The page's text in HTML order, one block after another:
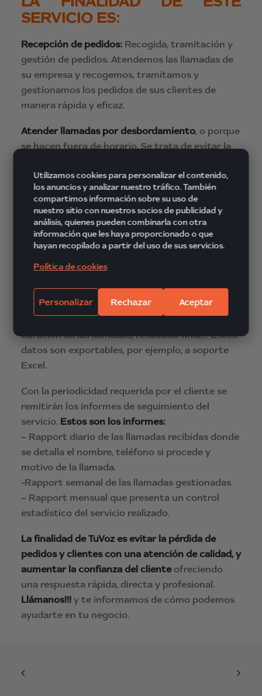
SERVICIO ES:
Recepción de pedidos: Recogida, tramitación y
gestión de pedidos. Atendemos las llamadas de
su empresa y recogemos, tramitamos y
gestionamos los pedidos de sus clientes de
manera rápida y eficaz.
Atender llamadas por desbordamiento, o porque
se hacen fuera de horario. Se trata de evitar la
Gestión de reclamaciones – Tratamiento de
incidencias:Atendemos las llamadas de
reclamación de sus clientes y las gestionamos
según el protocolo establecido para darles una
respuesta rápida y profesional.
De todas las llamadas registradas, se podrá
obtener un informe detalladodel número
llamadas gestionadas, filtrar los resultados
obtenidos por horarios, días/semanas/meses,
duración de las llamadas, resultado final,… Estos
datos son exportables, por ejemplo, a soporte
Excel.
Con la periodicidad requerida por el cliente se
remitirán los informes de seguimiento del
servicio. Estos son los informes:
– Rapport diario de las llamadas recibidas donde
se detalla el nombre, teléfono si procede y
motivo de la llamada.
-Rapport semanal de las llamadas gestionadas.
– Rapport mensual que presenta un control
estadístico del servicio realizado.
La finalidad de TuVoz es evitar la pérdida de
pedidos y clientes con una atención de calidad, y
aumentar la confianza del clienteofreciendo
una respuesta rápida, directa y profesional.
Llámanos!!! y te informamos de cómo podemos
ayudarte en tu negocio.
Utilizamos cookies para personalizar el contenido,
los anuncios y analizar nuestro tráfico. También
compartimos información sobre su uso de
nuestro sitio con nuestros socios de publicidad y
análisis, quienes pueden combinarla con otra
información que les haya proporcionado o que
hayan recopilado a partir del uso de sus servicios.
Política de cookies
Personalizar Rechazar Aceptar